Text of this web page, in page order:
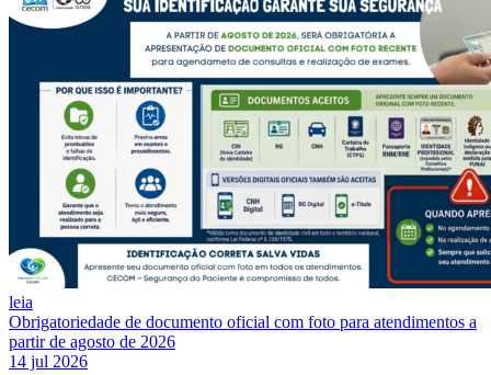
leia
Obrigatoriedade de documento oficial com foto para atendimentos a
partir de agosto de 2026
14 jul 2026